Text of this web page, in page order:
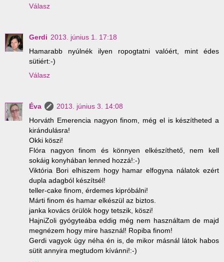
Válasz
Gerdi 2013. június 1. 17:18
Hamarabb nyúlnék ilyen ropogtatni valóért, mint édes
sütiért:-)
Válasz
Éva
2013. június 3. 14:08
Horváth Emerencia nagyon finom, még el is készítheted a
kirándulásra!
Okki köszi!
Flóra nagyon finom és könnyen elkészíthető, nem kell
sokáig konyhában lenned hozzá!:-)
Viktória Bori elhiszem hogy hamar elfogyna nálatok ezért
dupla adagból készítsél!
teller-cake finom, érdemes kipróbálni!
Márti finom és hamar elkészül az biztos.
janka kovács örülök hogy tetszik, köszi!
HajniZoli gyógyteába eddig még nem használtam de majd
megnézem hogy mire használ! Ropiba finom!
Gerdi vagyok úgy néha én is, de mikor másnál látok habos
sütit annyira megtudom kívánni!:-)